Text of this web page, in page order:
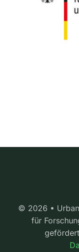
© 2026 •
für